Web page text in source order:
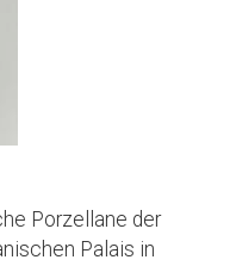
Porzellane der
Palais in